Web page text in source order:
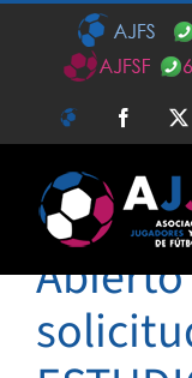
contenido
AJFS